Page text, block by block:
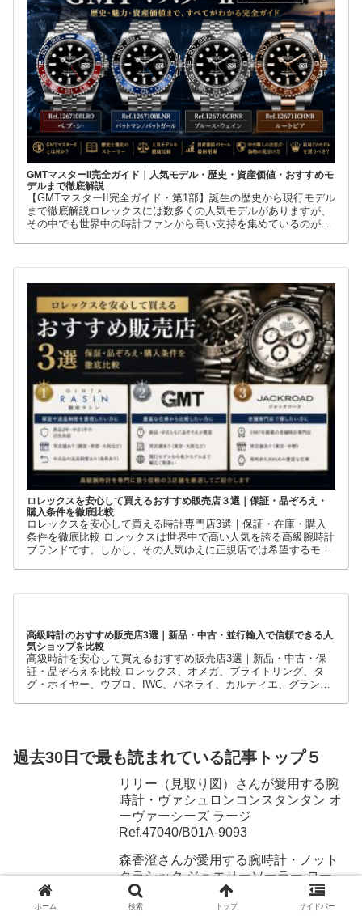
GMTマスターII完全ガイド｜人気モデル・歴史・資産価値・おすすめモ
デルまで徹底解説
【GMTマスターII完全ガイド・第1部】誕生の歴史から現行モデル
まで徹底解説ロレックスには数多くの人気モデルがありますが、
その中でも世界中の時計ファンから高い支持を集めているのが
ロレックスを安心して買えるおすすめ販売店３選｜保証・品ぞろえ・
購入条件を徹底比較
ロレックスを安心して買える時計専門店3選｜保証・在庫・購入
条件を徹底比較 ロレックスは世界中で高い人気を誇る高級腕時計
ブランドです。しかし、その人気ゆえに正規店では希望するモデ
高級時計のおすすめ販売店3選｜新品・中古・並行輸入で信頼できる人
気ショップを比較
高級時計を安心して買えるおすすめ販売店3選｜新品・中古・保
証・品ぞろえを比較 ロレックス、オメガ、ブライトリング、タ
グ・ホイヤー、ウブロ、IWC、パネライ、カルティエ、グランド
過去30日で最も読まれている記事トップ５
リリー（見取り図）さんが愛用する腕
時計・ヴァシュロンコンスタンタン オ
ーヴァーシーズ ラージ
Ref.47040/B01A-9093
森香澄さんが愛用する腕時計・ノット
クラシック ジュエリーソーラー ロー
ズゴールド&ローズゴールド Ref.CJ-
32RGRG
ホーム 検索 トップ サイドバー